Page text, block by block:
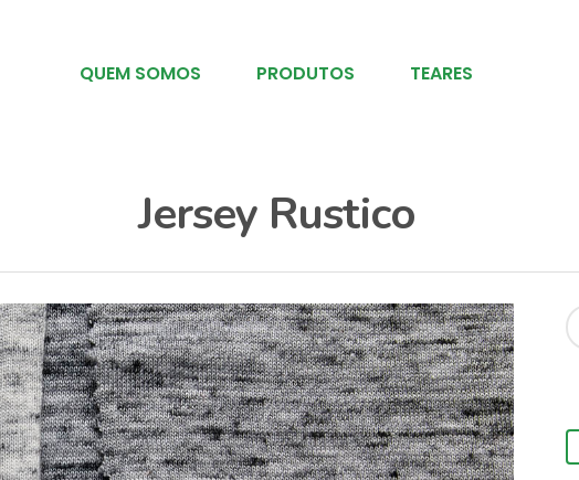
QUEM SOMOS PRODUTOS TEARES
Jersey Rustico